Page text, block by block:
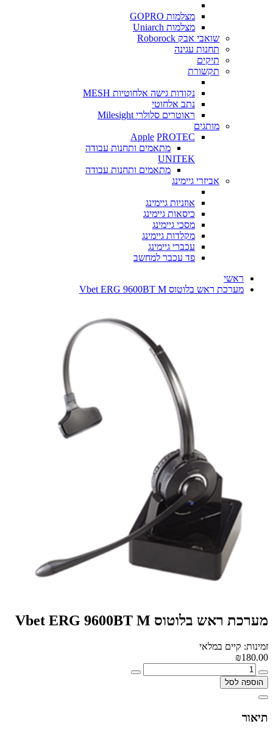
מצלמות GOPRO
מצלמות Uniarch
שואבי אבק Roborock
תחנות עגינה
תיקים
תקשורת
נקודות גישה אלחוטיות MESH
נתב אלחוטי
ראוטרים סלולרי Milesight
מותגים
Apple PROTEC
מתאמים ותחנות עבודה
UNITEK
מתאמים ותחנות עבודה
אביזרי גיימינג
אוזניות גיימינג
כיסאות גיימינג
מסכי גיימינג
מקלדות גיימינג
עכברי גיימינג
פד עכבר למחשב
ראשי
מערכת ראש בלוטוס Vbet ERG 9600BT M
מערכת ראש בלוטוס Vbet ERG 9600BT M
זמינות: קיים במלאי
₪180.00
הוספה לסל
תיאור